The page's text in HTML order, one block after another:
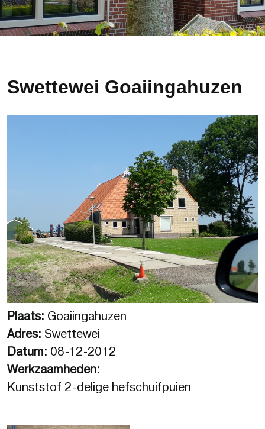
Swettewei Goaiingahuzen
Plaats: Goaiingahuzen
Adres: Swettewei
Datum: 08-12-2012
Werkzaamheden:
Kunststof 2-delige hefschuifpuien